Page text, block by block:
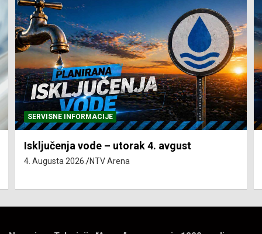
SERVISNE INFORMACIJE
Isključenja vode – utorak 4. avgust
4. Augusta 2026. NTV Arena